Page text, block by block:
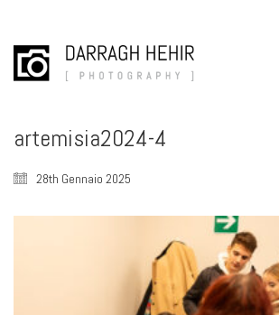
artemisia2024-4
28th Gennaio 2025